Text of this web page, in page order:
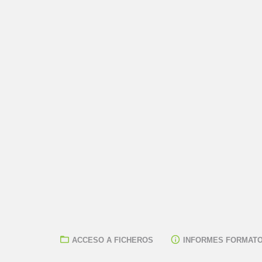
ACCESO A FICHEROS INFORMES